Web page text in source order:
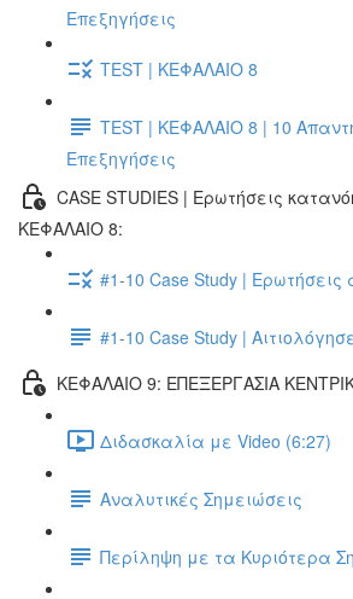
Επεξηγήσεις
TEST | ΚΕΦΑΛΑΙΟ 8
TEST | ΚΕΦΑΛΑΙΟ 8 | 10
Επεξηγήσεις
CASE STUDIES | Ερωτήσεις
ΚΕΦΑΛΑΙΟ 8:
#1-10 Case Study |
#1-10 Case Study |
ΚΕΦΑΛΑΙΟ 9: ΕΠΕΞΕΡΓΑΣΙΑ
Διδασκαλία με Video (6:27)
Αναλυτικές Σημειώσεις
Περίληψη με τα Κυριότερα